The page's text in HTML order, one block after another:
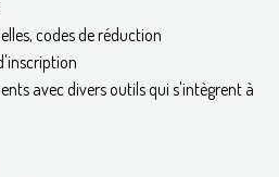
codes de réduction
avec divers outils qui s'intègrent à